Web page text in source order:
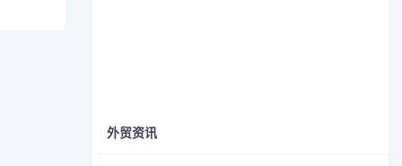
外贸资讯